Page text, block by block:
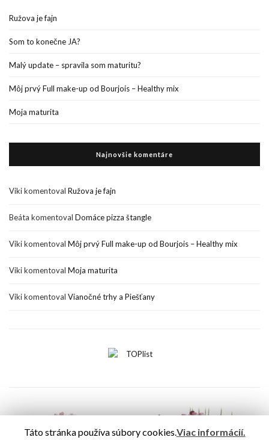
Ružova je fajn
Som to konečne JA?
Malý update – spravila som maturitu?
Môj prvý Full make-up od Bourjois – Healthy mix
Moja maturita
Najnovšie komentáre
Vikikomentoval Ružova je fajn
Beáta komentoval Domáce pizza štangle
Vikikomentoval Môj prvý Full make-up od Bourjois – Healthy mix
Vikikomentoval Moja maturita
Vikikomentoval Vianočné trhy a Piešťany
Táto stránka používa súbory cookies.Viac informácií.